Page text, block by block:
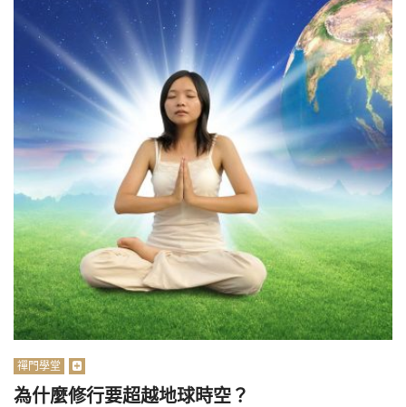
禪門學堂
為什麼修行要超越地球時空？